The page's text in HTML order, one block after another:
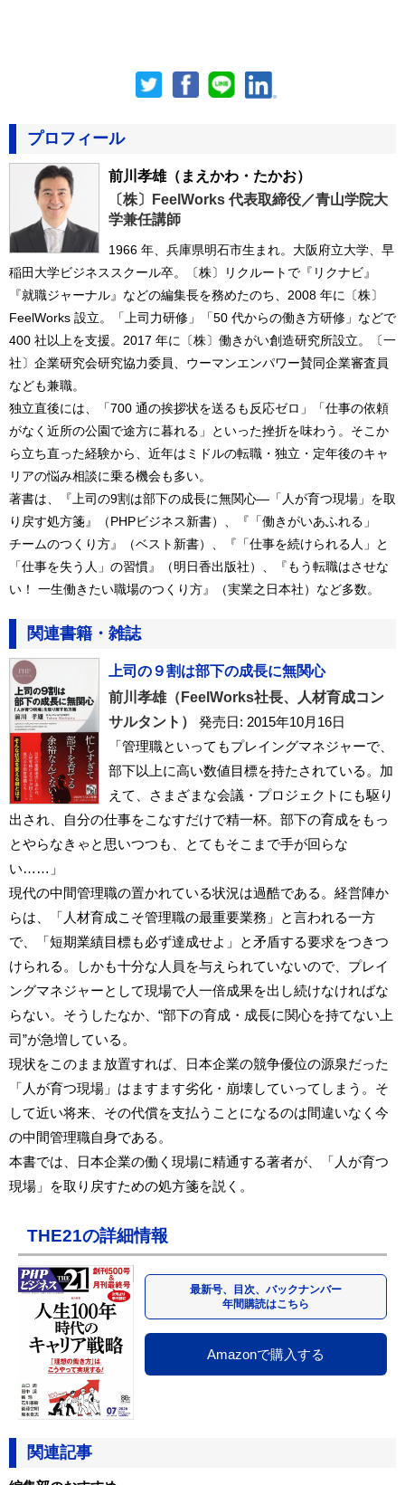
プロフィール
前川孝雄（まえかわ・たかお）
〔株〕FeelWorks 代表取締役／青山学院大
学兼任講師
1966 年、兵庫県明石市生まれ。大阪府立大学、早
稲田大学ビジネススクール卒。〔株〕リクルートで『リクナビ』
『就職ジャーナル』などの編集長を務めたのち、2008 年に〔株〕
FeelWorks 設立。「上司力研修」「50 代からの働き方研修」などで
400 社以上を支援。2017 年に〔株〕働きがい創造研究所設立。〔一
社〕企業研究会研究協力委員、ウーマンエンパワー賛同企業審査員
なども兼職。
独立直後には、「700 通の挨拶状を送るも反応ゼロ」「仕事の依頼
がなく近所の公園で途方に暮れる」といった挫折を味わう。そこか
ら立ち直った経験から、近年はミドルの転職・独立・定年後のキャ
リアの悩み相談に乗る機会も多い。
著書は、『上司の9割は部下の成長に無関心―「人が育つ現場」を取
り戻す処方箋』（PHPビジネス新書）、『「働きがいあふれる」
チームのつくり方』（ベスト新書）、『「仕事を続けられる人」と
「仕事を失う人」の習慣』（明日香出版社）、『もう転職はさせな
い！ 一生働きたい職場のつくり方』（実業之日本社）など多数。
関連書籍・雑誌
上司の９割は部下の成長に無関心
前川孝雄（FeelWorks社長、人材育成コン
サルタント）
発売日: 2015年10月16日
「管理職といってもプレイングマネジャーで、
部下以上に高い数値目標を持たされている。加
えて、さまざまな会議・プロジェクトにも駆り
出され、自分の仕事をこなすだけで精一杯。部下の育成をもっ
とやらなきゃと思いつつも、とてもそこまで手が回らな
い……」
現代の中間管理職の置かれている状況は過酷である。経営陣か
らは、「人材育成こそ管理職の最重要業務」と言われる一方
で、「短期業績目標も必ず達成せよ」と矛盾する要求をつきつ
けられる。しかも十分な人員を与えられていないので、プレイ
ングマネジャーとして現場で人一倍成果を出し続けなければな
らない。そうしたなか、“部下の育成・成長に関心を持てない上
司”が急増している。
現状をこのまま放置すれば、日本企業の競争優位の源泉だった
「人が育つ現場」はますます劣化・崩壊していってしまう。そ
して近い将来、その代償を支払うことになるのは間違いなく今
の中間管理職自身である。
本書では、日本企業の働く現場に精通する著者が、「人が育つ
現場」を取り戻すための処方箋を説く。
THE21の詳細情報
最新号、目次、バックナンバー
年間購読はこちら
Amazonで購入する
関連記事